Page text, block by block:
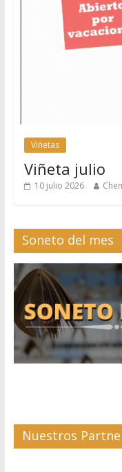
Viñetas
Viñeta julio
10 julio 2026
Soneto del mes
Nuestros